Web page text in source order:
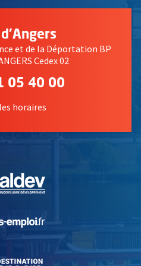
d'Angers
et de la Déportation BP
Cedex 02
05 40 00
horaires
, Ouvre une nouvelle